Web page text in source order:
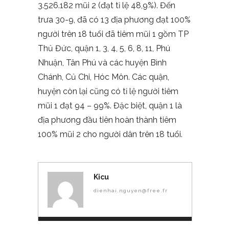
3.526.182 mũi 2 (đạt tỉ lệ 48,9%). Đến
trưa 30-9, đã có 13 địa phương đạt 100%
người trên 18 tuổi đã tiêm mũi 1 gồm TP
Thủ Đức, quận 1, 3, 4, 5, 6, 8, 11, Phú
Nhuận, Tân Phú và các huyện Bình
Chánh, Củ Chi, Hóc Môn. Các quận,
huyện còn lại cũng có tỉ lệ người tiêm
mũi 1 đạt 94 – 99%. Đặc biệt, quận 1 là
địa phương đầu tiên hoàn thành tiêm
100% mũi 2 cho người dân trên 18 tuổi.
Kicu
dienhai.nguyen@free.fr